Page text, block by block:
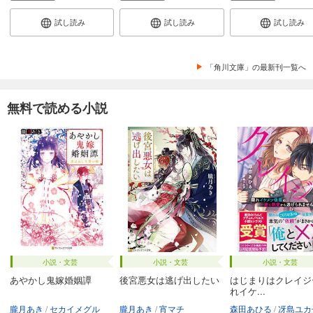
試し読み 試し読み 試し読み
「角川文庫」の最新刊一覧へ
無料で読める小説
小説・文芸
あやかし鬼嫁婚姻譚
朧月あき セカイメグル
小説・文芸
後宮悪女は逃げ出したい
朧月あき 宵マチ
小説・文芸
はじまりはクレイ
れイケ...
森田あひる 冴島ユ